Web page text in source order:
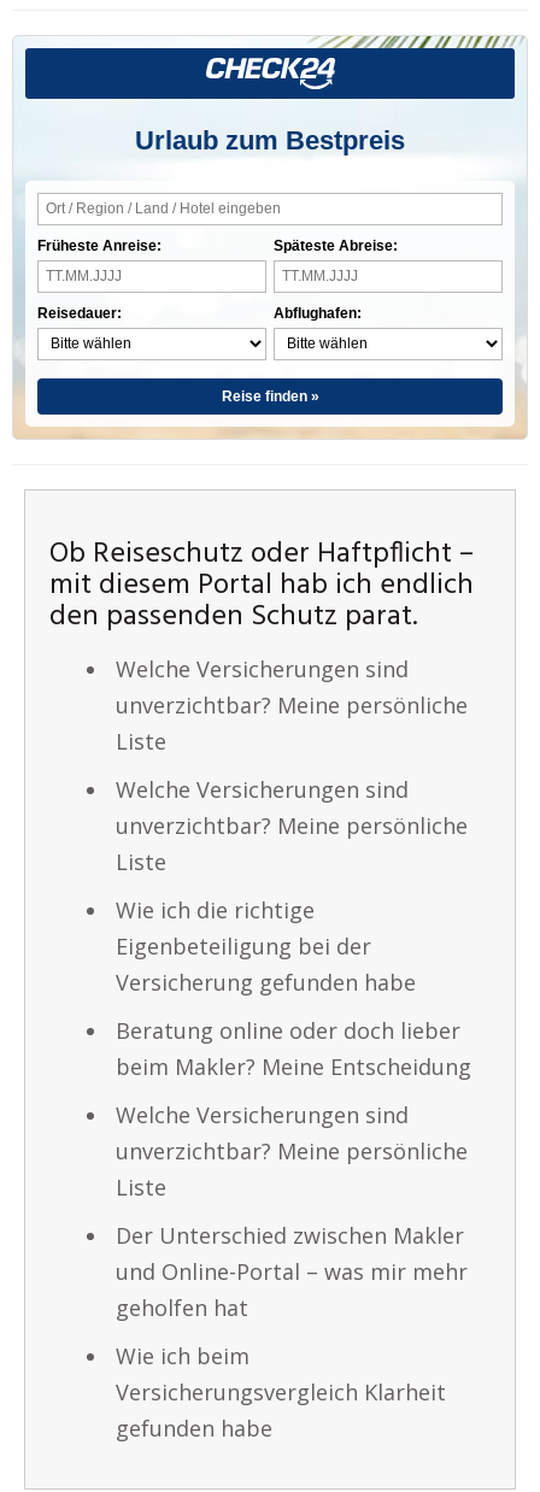
Urlaub zum Bestpreis
Früheste Anreise:
Reisedauer:
Späteste Abreise:
Abflughafen:
Reise finden »
Ob Reiseschutz oder Haftpflicht –
mit diesem Portal hab ich endlich
den passenden Schutz parat.
Welche Versicherungen sind
unverzichtbar? Meine persönliche
Liste
Welche Versicherungen sind
unverzichtbar? Meine persönliche
Liste
Wie ich die richtige
Eigenbeteiligung bei der
Versicherung gefunden habe
Beratung online oder doch lieber
beim Makler? Meine Entscheidung
Welche Versicherungen sind
unverzichtbar? Meine persönliche
Liste
Der Unterschied zwischen Makler
und Online-Portal – was mir mehr
geholfen hat
Wie ich beim
Versicherungsvergleich Klarheit
gefunden habe